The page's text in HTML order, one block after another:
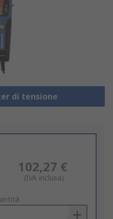
di tensione
102,27 €
(IVA inclusa)